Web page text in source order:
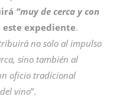
“muy de cerca y con
expediente.
no solo al impulso
sino también al
oficio tradicional
vino”.